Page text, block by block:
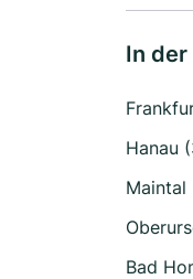
In der
Hanau
Maintal
Bad